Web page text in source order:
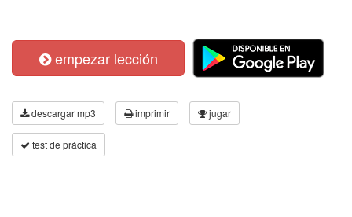
empezar lección
descargar mp3 imprimir jugar
test de práctica